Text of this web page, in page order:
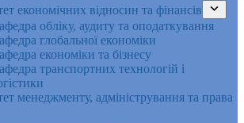
економічних відносин та фінансів
обліку, аудиту та оподаткування
глобальної економіки
економіки та бізнесу
транспортних технологій і
менеджменту, адміністрування та права